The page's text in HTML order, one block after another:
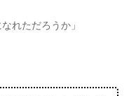
れただろうか」